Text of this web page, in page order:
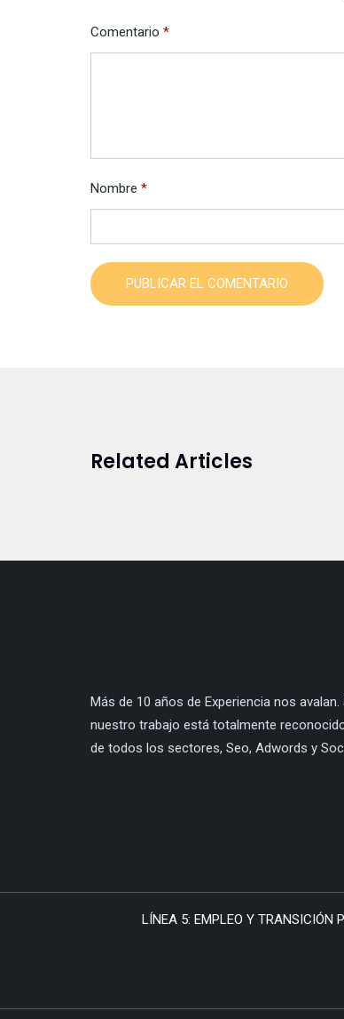
Comentario *
Nombre *
PUBLICAR EL COMENTARIO
Related Articles
Más de 10 años de Experiencia nos
nuestro trabajo está totalmente
de todos los sectores, Seo, Adwords y
LÍNEA 5: EMPLEO Y TRANSICIÓN